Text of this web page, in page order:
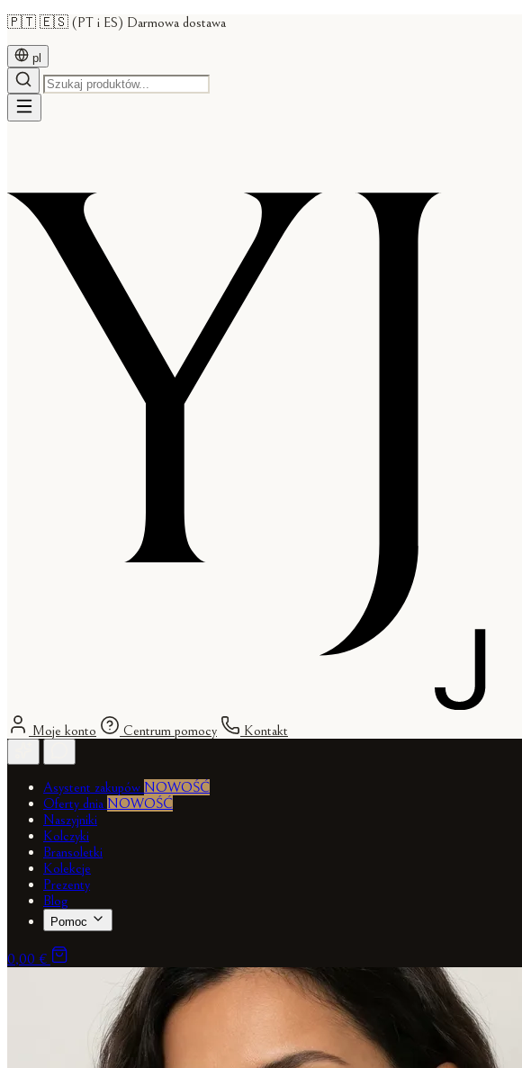
🇵🇹 🇪🇸 (PT i ES) Darmowa dostawa
pl
Moje konto Centrum pomocy Kontakt
Asystent zakupów NOWOŚĆ
Oferty dnia NOWOŚĆ
Naszyjniki
Kolczyki
Bransoletki
Kolekcje
Prezenty
Blog
Pomoc
0,00 €